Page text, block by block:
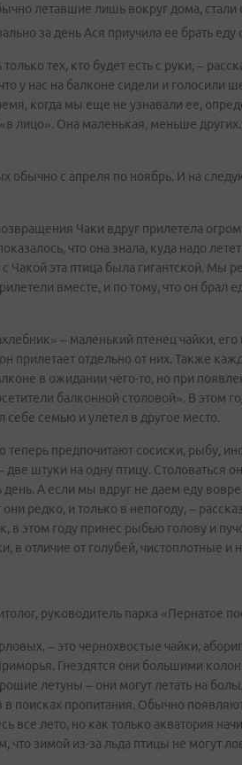
летавшие лишь вокруг дома, стали
за день Ася приучила ее брать еду
тех, кто будет есть с руки, –
у нас на балконе сидели и голосили
когда мы еще не узнавали ее,
лицо». Она маленькая, меньше
обычно с апреля по ноябрь. И на
Чаки вдруг прилетела
что она знала, куда надо
Чакой эта птица была гигантской. Мы
вместе, и по тому, что он брал
– маленький птенец чайки,
прилетает отдельно от них. Также
в ожидании чего-то, но при
балконной столовой». В этом
себе семью и улетел в другое место.
теперь предпочитают сосиски, рыбу,
штуки на одну птицу. Столоваться
день. А если мы вдруг не даем еду
редко, и только в непогоду, –
в этом году принес рыбью голову и
в отличие от голубей, чистоплотные и
руководитель парка «Пернатое
– это чернохвостые чайки,
Гнездятся они большими
летуны – они могут летать на
в поисках пропитания. Обычно
все лето, но как только акватория
что зимой из-за льда птицы не могут